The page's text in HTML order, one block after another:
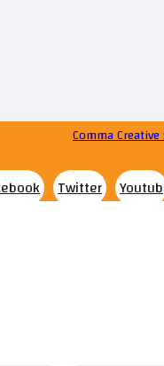
Twitter Youtub